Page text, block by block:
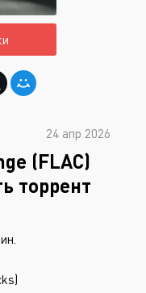
Восстановить пароль
24 апр 2026
(FLAC)
торрент